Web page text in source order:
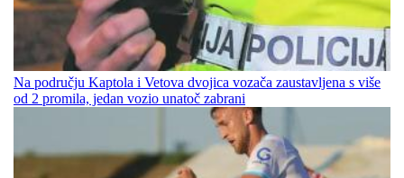
Na području Kaptola i Vetova dvojica vozača zaustavljena s više
od 2 promila, jedan vozio unatoč zabrani